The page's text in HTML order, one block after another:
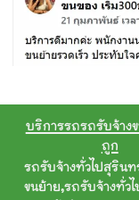
บริการรถรถรับจ้างข
ถูก
รถรับจ้างทั่วไปสุรินท
ขนย้าย,รถรับจ้างทั่วไ